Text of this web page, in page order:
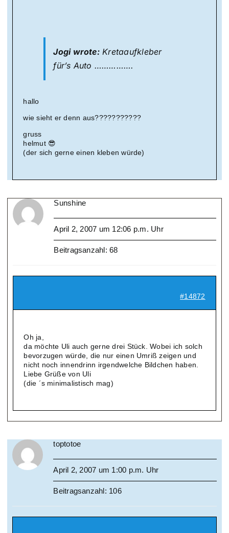
Jogi wrote:Kretaaufkleber
für’s Auto …………….
hallo
wie sieht er denn aus???????????
gruss
helmut 😎
(der sich gerne einen kleben würde)
Sunshine
April 2, 2007 um 12:06 p.m. Uhr
Beitragsanzahl: 68
#14872
Oh ja,
da möchte Uli auch gerne drei Stück. Wobei ich solch
bevorzugen würde, die nur einen Umriß zeigen und
nicht noch innendrinn irgendwelche Bildchen haben.
Liebe Grüße von Uli
(die ´s minimalistisch mag)
toptotoe
April 2, 2007 um 1:00 p.m. Uhr
Beitragsanzahl: 106